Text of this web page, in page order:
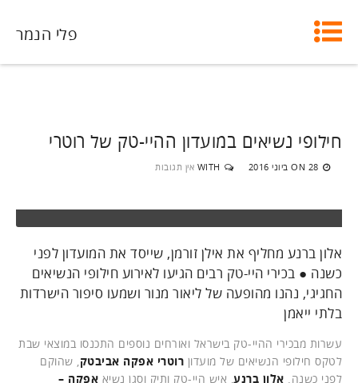
פלי הנמר
חילופי נשיאים במועדון ההיי-טק של רוטרי
ON 28 ביוני 2016 WITH אין תגובות
אלון ברנע מחליף את אילן זורמן, שייסד את המועדון לפני
כשנה ● בכירי היי-טק רבים הגיעו לאירוע חילופי הנשיאים
החגיגי, נהנו מהופעה של ליאור מנור ושמעו סיפור הישרדות
בלתי ייאמן
עשרות מבכירי ההיי-טק בישראל ואורחים נוספים התכנסו במוצאי שבת
לטקס חילופי הנשיאים של מועדון רוטרי אפקה אביבטק, שהוקם
לפני כשנה. אלון ברנע, איש היי-טק ותיק וסגן נשיא אפקה –